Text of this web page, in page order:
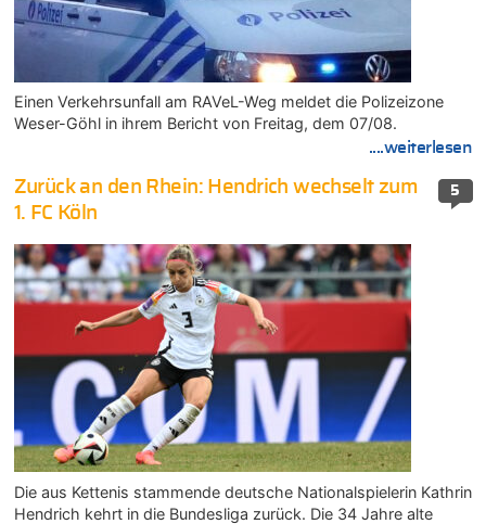
Einen Verkehrsunfall am RAVeL-Weg meldet die Polizeizone
Weser-Göhl in ihrem Bericht von Freitag, dem 07/08.
....weiterlesen
5
Zurück an den Rhein: Hendrich wechselt zum
1. FC Köln
Die aus Kettenis stammende deutsche Nationalspielerin Kathrin
Hendrich kehrt in die Bundesliga zurück. Die 34 Jahre alte